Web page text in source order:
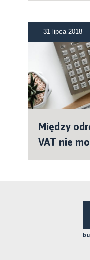
31 lipca 2018
Między
VAT nie